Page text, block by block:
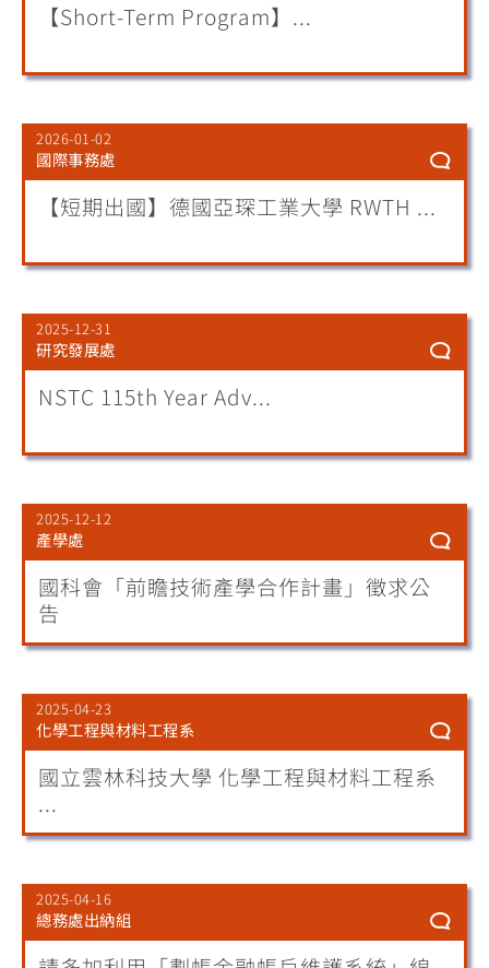
【Short-Term Program】...
2026-01-02
國際事務處
【短期出國】德國亞琛工業大學 RWTH ...
2025-12-31
研究發展處
NSTC 115th Year Adv...
2025-12-12
產學處
國科會「前瞻技術產學合作計畫」徵求公
告
2025-04-23
化學工程與材料工程系
國立雲林科技大學 化學工程與材料工程系
...
2025-04-16
總務處出納組